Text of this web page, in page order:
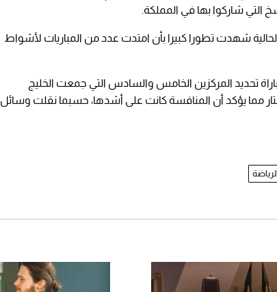
التي شاركوا بها في المملكة.
شهدت تطورا كبيرا بأن امتدت عدد من المباريات لأشواط
تحديد المركزين الخامس والسادس التي جمعت الخليج
والأهلي المصري وصلت إلى رميات الـ7 أمتار مما يؤكد أن المنافسة كانت على أشدها، حسبما نقلت وسائل